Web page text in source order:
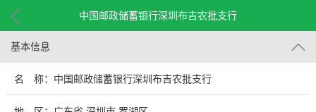
中国邮政储蓄银行深圳布吉农批支行
基本信息
名 称：中国邮政储蓄银行深圳布吉农批支行